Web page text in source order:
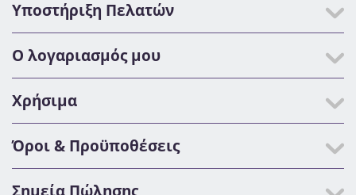
Υποστήριξη Πελατών
Ο λογαριασμός μου
Χρήσιμα
Όροι & Προϋποθέσεις
Σημεία Πώλησης